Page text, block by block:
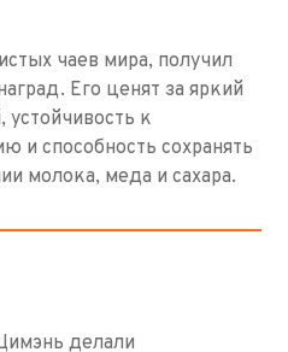
чаев мира, получил
Его ценят за яркий
к
и способность сохранять
молока, меда и сахара.
делали